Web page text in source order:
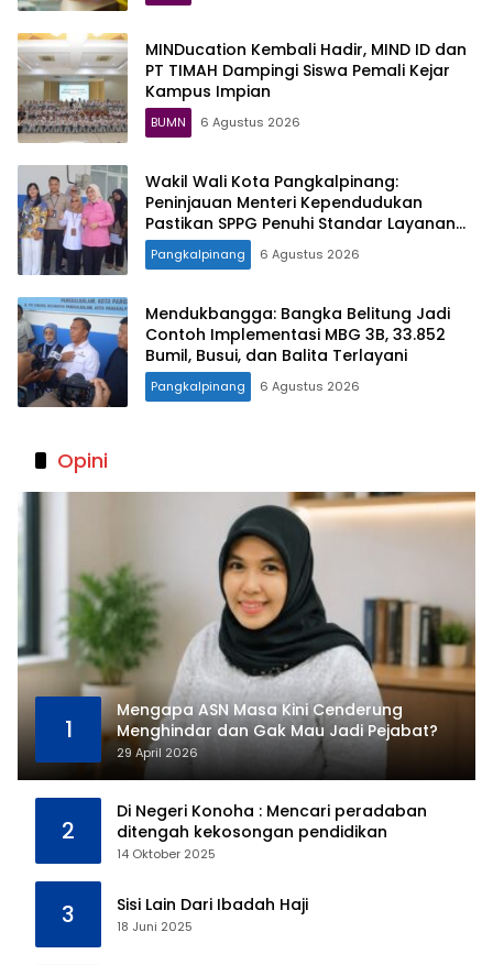
MINDucation Kembali Hadir, MIND ID dan
PT TIMAH Dampingi Siswa Pemali Kejar
Kampus Impian
BUMN 6 Agustus 2026
Wakil Wali Kota Pangkalpinang:
Peninjauan Menteri Kependudukan
Pastikan SPPG Penuhi Standar Layanan
MBG
Pangkalpinang 6 Agustus 2026
Mendukbangga: Bangka Belitung Jadi
Contoh Implementasi MBG 3B, 33.852
Bumil, Busui, dan Balita Terlayani
Pangkalpinang 6 Agustus 2026
Opini
1
Mengapa ASN Masa Kini Cenderung
Menghindar dan Gak Mau Jadi Pejabat?
29 April 2026
2
Di Negeri Konoha : Mencari peradaban
ditengah kekosongan pendidikan
14 Oktober 2025
3 Sisi Lain Dari Ibadah Haji
18 Juni 2025